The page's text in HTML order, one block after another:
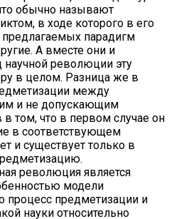
обычно называют
в ходе которого в его
предлагаемых парадигм
А вместе они и
научной революции эту
в целом. Разница же в
между
и не допускающим
в том, что в первом случае он
в соответствующем
и существует только в
революция является
модели
процесс предметизации и
науки относительно